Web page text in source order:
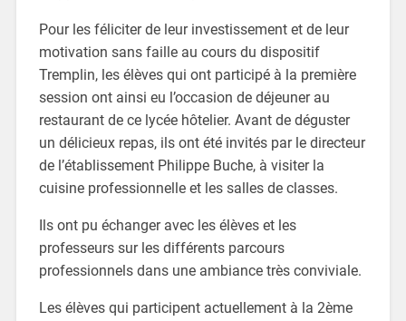
Pour les féliciter de leur investissement et de leur
motivation sans faille au cours du dispositif
Tremplin, les élèves qui ont participé à la première
session ont ainsi eu l’occasion de déjeuner au
restaurant de ce lycée hôtelier. Avant de déguster
un délicieux repas, ils ont été invités par le directeur
de l’établissement Philippe Buche, à visiter la
cuisine professionnelle et les salles de classes.
Ils ont pu échanger avec les élèves et les
professeurs sur les différents parcours
professionnels dans une ambiance très conviviale.
Les élèves qui participent actuellement à la 2ème